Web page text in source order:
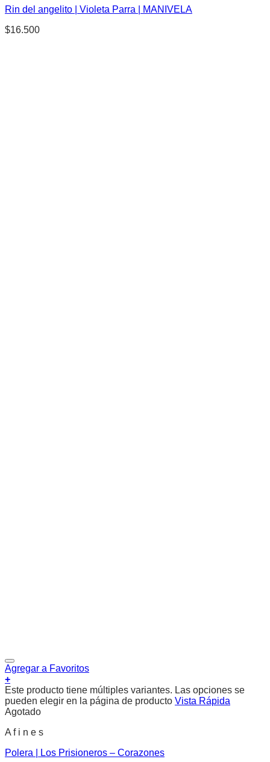
Rin del angelito | Violeta Parra | MANIVELA
$16.500
Agregar a Favoritos
+
Este producto tiene múltiples variantes. Las opciones se
pueden elegir en la página de producto Vista Rápida
Agotado
A f i n e s
Polera | Los Prisioneros – Corazones